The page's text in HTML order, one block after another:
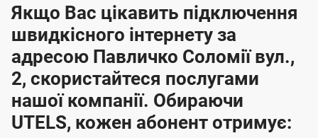
Якщо Вас цікавить підключення
швидкісного інтернету за
адресою Павличко Соломії вул.,
2, скористайтеся послугами
нашої компанії. Обираючи
UTELS, кожен абонент отримує: